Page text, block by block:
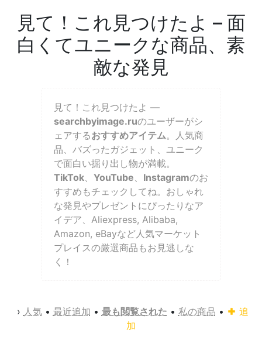
見て！これ見つけたよ – 面
白くてユニークな商品、素
敵な発見
見て！これ見つけたよ —
searchbyimage.ruのユーザーがシ
ェアするおすすめアイテム。人気商
品、バズったガジェット、ユニーク
で面白い掘り出し物が満載。
TikTok
YouTube Instagramのお
すすめもチェックしてね。おしゃれ
な発見やプレゼントにぴったりなア
イデア、Aliexpress, Alibaba,
Amazon, eBayなど人気マーケット
プレイスの厳選商品もお見逃しな
く！
› 人気 • 最近追加 • 最も閲覧された • 私の商品 •
追
加